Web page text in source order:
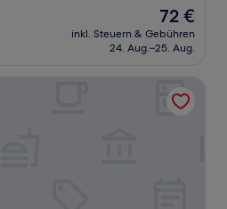
Der
Preis
beträgt
72 €
inkl. Steuern & Gebühren
24. Aug.–25. Aug.